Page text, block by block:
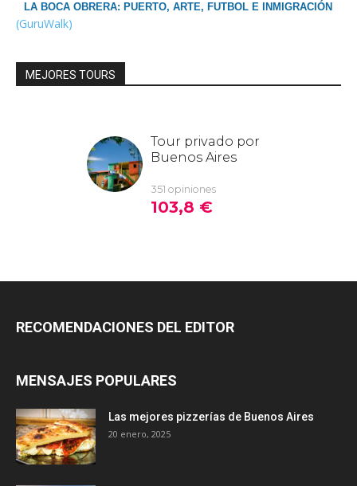
LA BOCA OBRERA: PUERTO, ARTE, FUTBOL E INMIGRACIÓN
(GuruWalk)
MEJORES TOURS
RECOMENDACIONES DEL EDITOR
MENSAJES POPULARES
Las mejores pizzerías de Buenos Aires
20 enero, 2025